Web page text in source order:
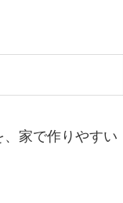
家で作りやすい